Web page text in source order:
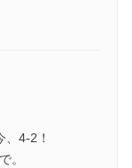
4-2！
。